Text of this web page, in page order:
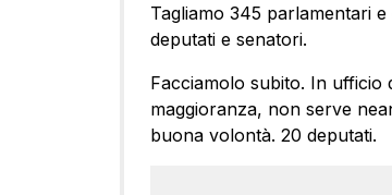
Tagliamo 345 parlamentari
deputati e senatori.
Facciamolo subito. In ufficio
maggioranza, non serve
buona volontà. 20 deputati.